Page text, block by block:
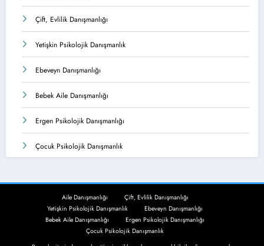
Çift, Evlilik Danışmanlığı
Yetişkin Psikolojik Danışmanlık
Ebeveyn Danışmanlığı
Bebek Aile Danışmanlığı
Ergen Psikolojik Danışmanlığı
Çocuk Psikolojik Danışmanlık
Aile Danışmanlığı
Çift, Evlilik Danışmanlığı
Yetişkin Psikolojik Danışmanlık
Ebeveyn Danışmanlığı
Bebek Aile Danışmanlığı
Ergen Psikolojik Danışmanlığı
Çocuk Psikolojik Danışmanlık